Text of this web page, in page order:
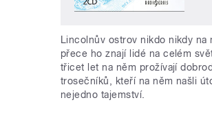
Lincolnův ostrov nikdo nikdy na
přece ho znají lidé na celém
třicet let na něm prožívají
trosečníků, kteří na něm našli
nejedno tajemství.